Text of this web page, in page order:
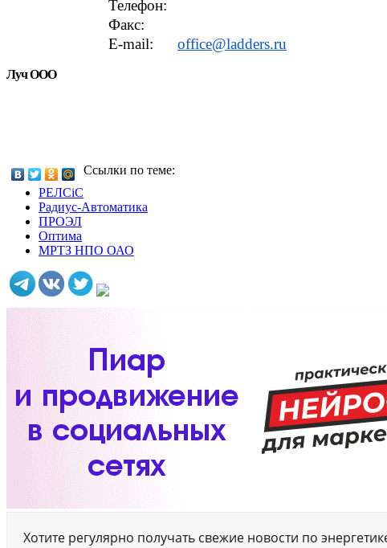
Телефон:
Факс:
E-mail:
office@ladders.ru
Луч ООО
Ссылки по теме:
РЕЛСiС
Радиус-Автоматика
ПРОЭЛ
Оптима
МРТЗ НПО ОАО
Хотите регулярно получать свежие новости по